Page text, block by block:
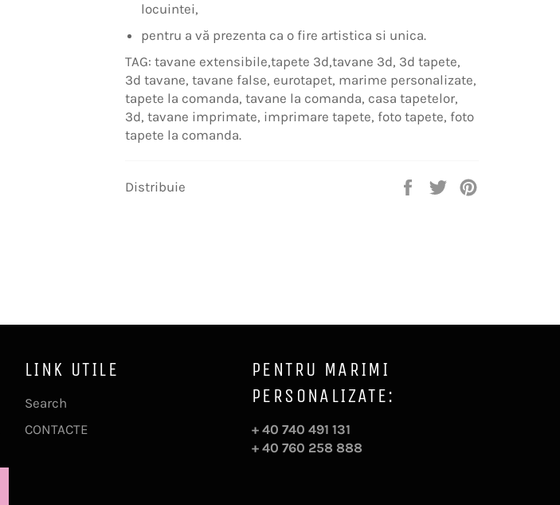
locuintei,
pentru a vă prezenta ca o fire artistica si unica.
TAG: tavane extensibile,tapete 3d,tavane 3d, 3d tapete,
3d tavane, tavane false, eurotapet, marime personalizate,
tapete la comanda, tavane la comanda, casa tapetelor,
3d, tavane imprimate, imprimare tapete, foto tapete, foto
tapete la comanda.
Distribuie
Distribuie
Trimite
LINK UTILE
Search
CONTACTE
PENTRU MARIMI
PERSONALIZATE:
+ 40 740 491 131
+ 40 760 258 888